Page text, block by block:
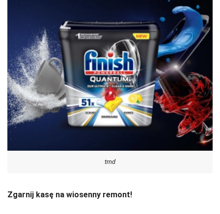
trnd
Zgarnij kasę na wiosenny remont!